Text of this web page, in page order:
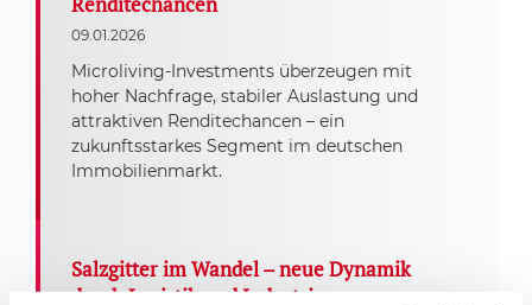
09.01.2026
Microliving-Investments überzeugen mit
hoher Nachfrage, stabiler Auslastung und
attraktiven Renditechancen – ein
zukunftsstarkes Segment im deutschen
Immobilienmarkt.
Salzgitter im Wandel – neue Dynamik
durch Logistik und Industrie